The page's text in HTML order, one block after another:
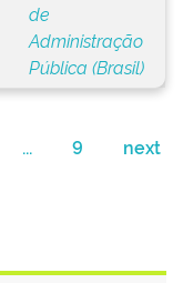
de
Administração
Pública (Brasil)
... 9 next